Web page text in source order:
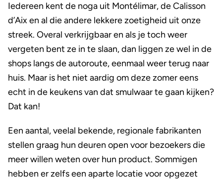
Iedereen kent de noga uit Montélimar, de Calisson
d’Aix en al die andere lekkere zoetigheid uit onze
streek. Overal verkrijgbaar en als je toch weer
vergeten bent ze in te slaan, dan liggen ze wel in de
shops langs de autoroute, eenmaal weer terug naar
huis. Maar is het niet aardig om deze zomer eens
echt in de keukens van dat smulwaar te gaan kijken?
Dat kan!
Een aantal, veelal bekende, regionale fabrikanten
stellen graag hun deuren open voor bezoekers die
meer willen weten over hun product. Sommigen
hebben er zelfs een aparte locatie voor opgezet